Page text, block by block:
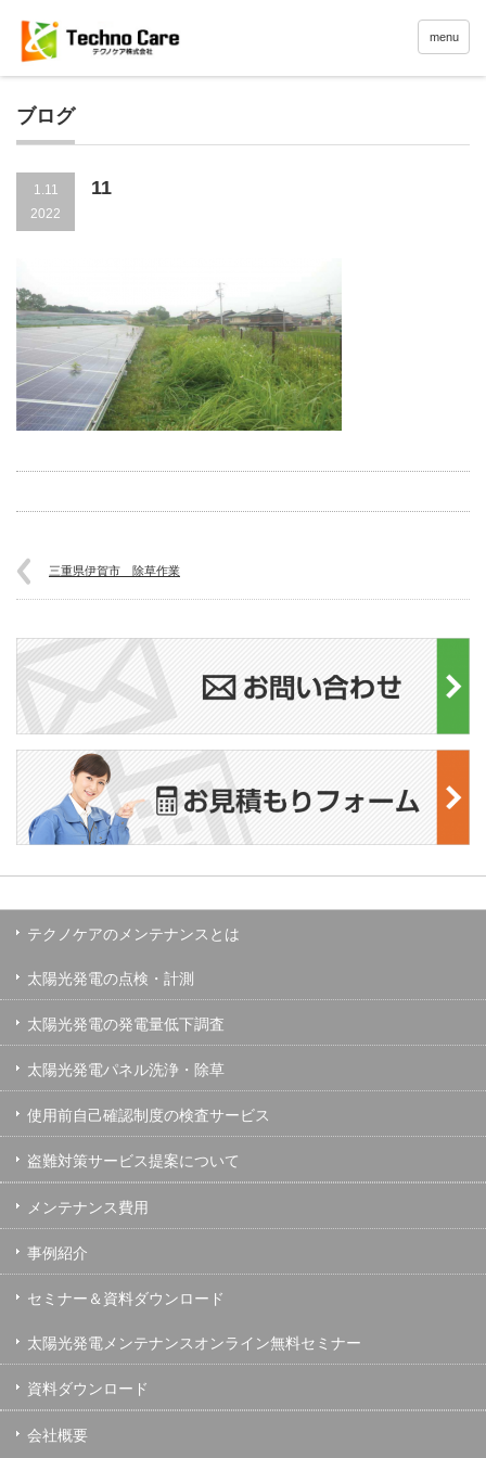
menu
ブログ
1.11
2022
11
三重県伊賀市 除草作業
テクノケアのメンテナンスとは
太陽光発電の点検・計測
太陽光発電の発電量低下調査
太陽光発電パネル洗浄・除草
使用前自己確認制度の検査サービス
盗難対策サービス提案について
メンテナンス費用
事例紹介
セミナー＆資料ダウンロード
太陽光発電メンテナンスオンライン無料セミナー
資料ダウンロード
会社概要